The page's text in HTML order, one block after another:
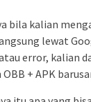
bila kalian
lewat
error, kalian
+ APK